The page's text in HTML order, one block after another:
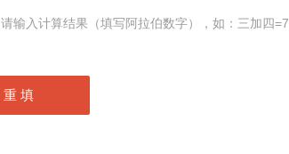
请输入计算结果（填写阿拉伯数字），如：三加四=7